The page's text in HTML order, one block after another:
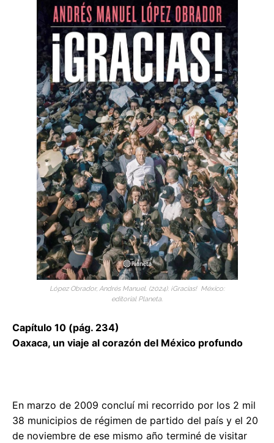
López Obrador, Andrés Manuel. (2024). ¡Gracias! México:
editorial Planeta.
Capítulo 10 (pág. 234)
Oaxaca, un viaje al corazón del México profundo
En marzo de 2009 concluí mi recorrido por los 2 mil
38 municipios de régimen de partido del país y el 20
de noviembre de ese mismo año terminé de visitar